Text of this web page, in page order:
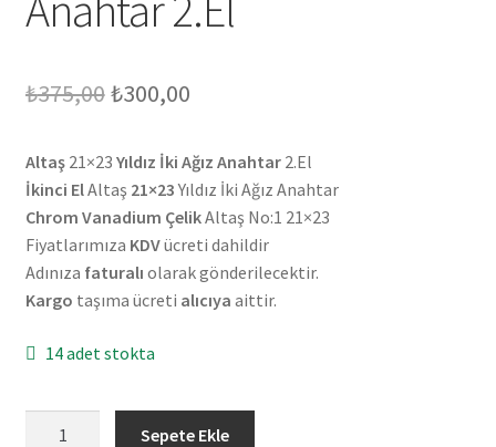
₺375,00Orijinal
₺375,00.
₺300,00Şu
fiyat:
₺300,00.
Altaş21×23 Yıldız İki Ağız Anahtar2.El
İkinci ElAltaş 21×23Yıldız İki Ağız Anahtar
Chrom Vanadium ÇelikAltaş No:1 21×23
Fiyatlarımıza KDVücreti dahildir
Adınıza faturalı olarak gönderilecektir.
Kargo taşıma ücreti alıcıya aittir.
14 adet stokta
Sepete Ekle